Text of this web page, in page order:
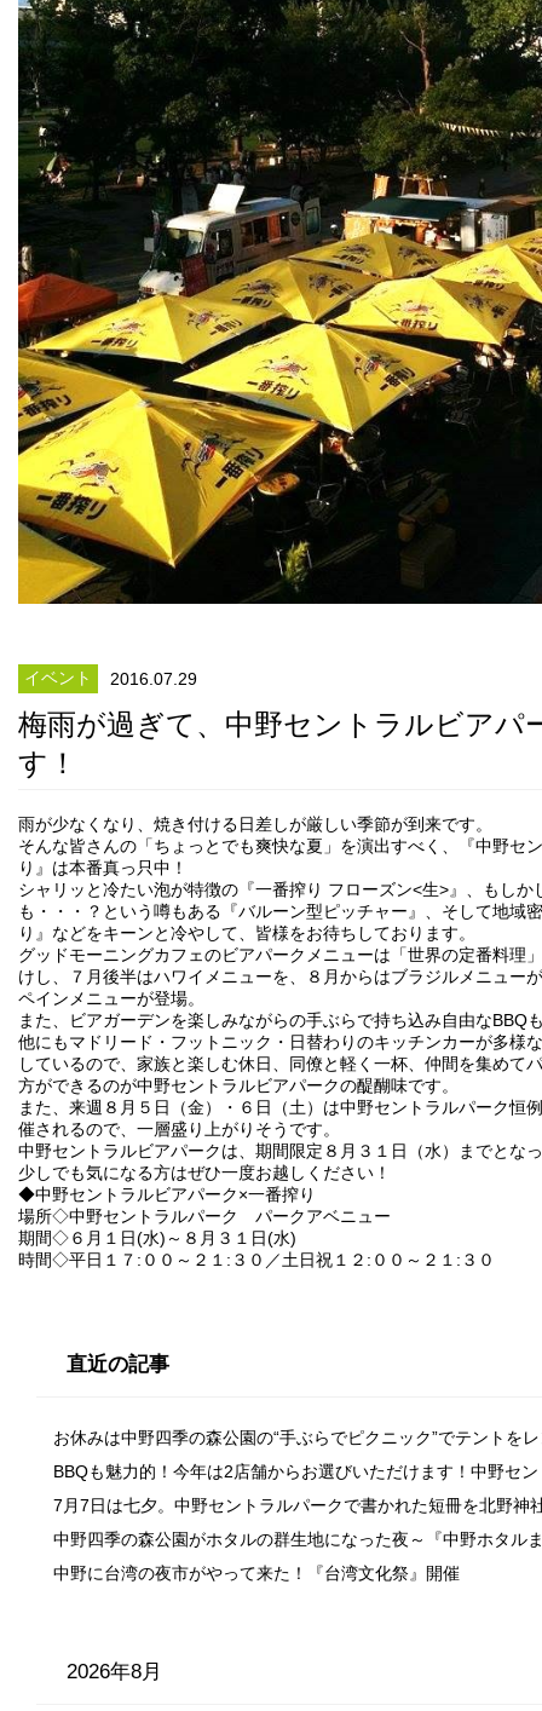
イベント 2016.07.29
梅雨が過ぎて、中野セントラルビアパ
す！
雨が少なくなり、焼き付ける日差しが厳しい季節が到来です。
そんな皆さんの「ちょっとでも爽快な夏」を演出すべく、『中野セ
り』は本番真っ只中！
シャリッと冷たい泡が特徴の『一番搾り フローズン<生>』、もしか
も・・・？という噂もある『バルーン型ピッチャー』、そして地域
り』などをキーンと冷やして、皆様をお待ちしております。
グッドモーニングカフェのビアパークメニューは「世界の定番料理
けし、７月後半はハワイメニューを、８月からはブラジルメニュー
ペインメニューが登場。
また、ビアガーデンを楽しみながらの手ぶらで持ち込み自由なBBQ
他にもマドリード・フットニック・日替わりのキッチンカーが多様
しているので、家族と楽しむ休日、同僚と軽く一杯、仲間を集めて
方ができるのが中野セントラルビアパークの醍醐味です。
また、来週８月５日（金）・６日（土）は中野セントラルパーク恒
催されるので、一層盛り上がりそうです。
中野セントラルビアパークは、期間限定８月３１日（水）までとな
少しでも気になる方はぜひ一度お越しください！
◆中野セントラルビアパーク×一番搾り
場所◇中野セントラルパーク パークアベニュー
期間◇６月１日(水)～８月３１日(水)
時間◇平日１７:００～２１:３０／土日祝１２:００～２１:３０
直近の記事
お休みは中野四季の森公園の“手ぶらでピクニック”でテントを
BBQも魅力的！今年は2店舗からお選びいただけます！中野セ
7月7日は七夕。中野セントラルパークで書かれた短冊を北野神
中野四季の森公園がホタルの群生地になった夜～『中野ホタル
中野に台湾の夜市がやって来た！『台湾文化祭』開催
2026年8月